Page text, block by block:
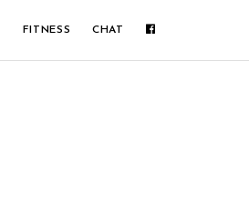
FITNESS CHAT